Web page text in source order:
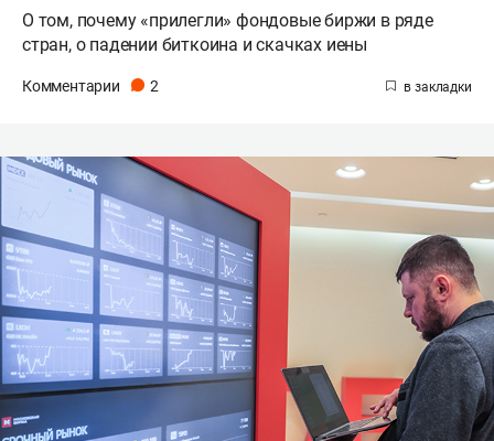
О том, почему «прилегли» фондовые биржи в ряде
стран, о падении биткоина и скачках иены
Комментарии 2